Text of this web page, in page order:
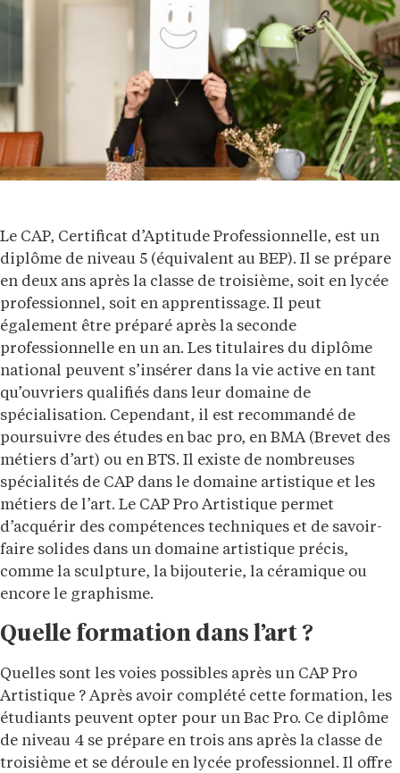
Le CAP, Certificat d’Aptitude Professionnelle, est un
diplôme de niveau 5 (équivalent au BEP). Il se prépare
en deux ans après la classe de troisième, soit en lycée
professionnel, soit en apprentissage. Il peut
également être préparé après la seconde
professionnelle en un an. Les titulaires du diplôme
national peuvent s’insérer dans la vie active en tant
qu’ouvriers qualifiés dans leur domaine de
spécialisation. Cependant, il est recommandé de
poursuivre des études en bac pro, en BMA (Brevet des
métiers d’art) ou en BTS. Il existe de nombreuses
spécialités de CAP dans le domaine artistique et les
métiers de l’art. Le CAP Pro Artistique permet
d’acquérir des compétences techniques et de savoir-
faire solides dans un domaine artistique précis,
comme la sculpture, la bijouterie, la céramique ou
encore le graphisme.
Quelle formation dans l’art ?
Quelles sont les voies possibles après un CAP Pro
Artistique ? Après avoir complété cette formation, les
étudiants peuvent opter pour un Bac Pro. Ce diplôme
de niveau 4 se prépare en trois ans après la classe de
troisième et se déroule en lycée professionnel. Il offre